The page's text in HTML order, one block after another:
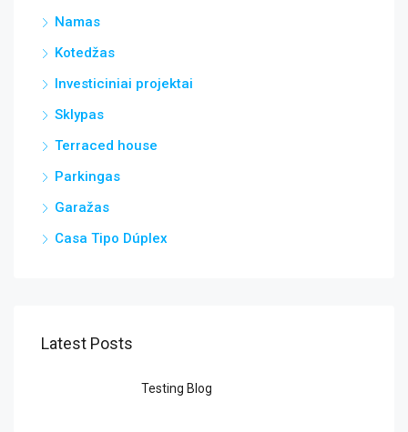
Namas
Kotedžas
Investiciniai projektai
Sklypas
Terraced house
Parkingas
Garažas
Casa Tipo Dúplex
Latest Posts
Testing Blog